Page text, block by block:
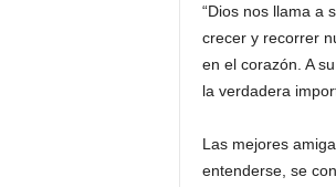
“Dios nos llama a
crecer y recorrer
en el corazón. A
la verdadera
Las mejores
entenderse, se